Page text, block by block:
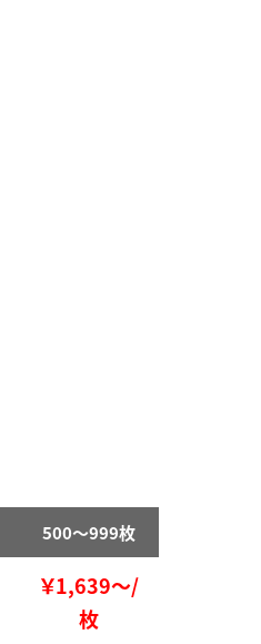
500～999枚
￥1,639～/
枚